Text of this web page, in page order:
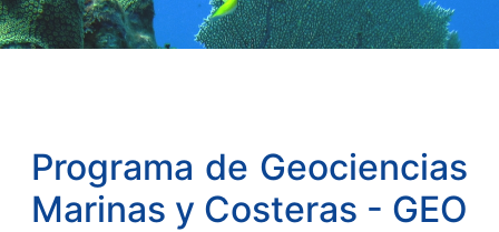
Programa de Geociencias
Marinas y Costeras - GEO